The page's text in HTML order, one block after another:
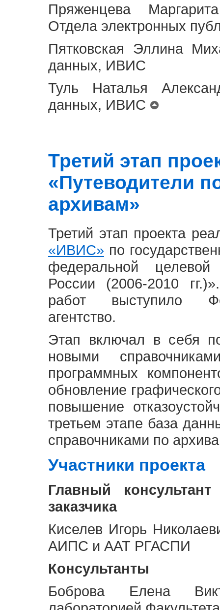
Пряженцева
Отдела электронных
Пятковская Эллина
данных, ИВИС
Туль Наталья
данных, ИВИС
Третий этап
«Путеводители
архивам»
Третий этап проекта
«ИВИС» по
федеральной
России (2006-2010
работ выступило
агентство.
Этап включал в себя
новыми
программных
обновление
повышение
третьем этапе база
справочниками по
Участники проекта
Главный
заказчика
Киселев Игорь
АИПС и ААТ РГАСПИ
Консультанты
Боброва Елена